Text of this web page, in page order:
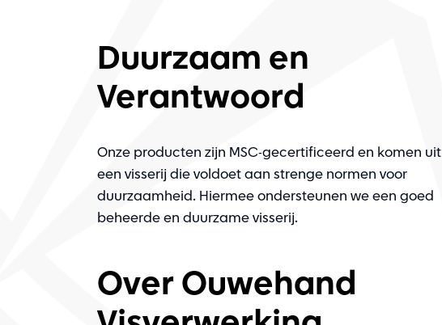
Duurzaam en
Verantwoord
Onze producten zijn MSC-gecertificeerd en komen uit
een visserij die voldoet aan strenge normen voor
duurzaamheid. Hiermee ondersteunen we een goed
beheerde en duurzame visserij.
Over Ouwehand